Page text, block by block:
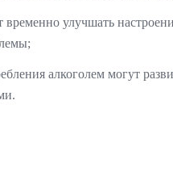
временно улучшать
алкоголем могут